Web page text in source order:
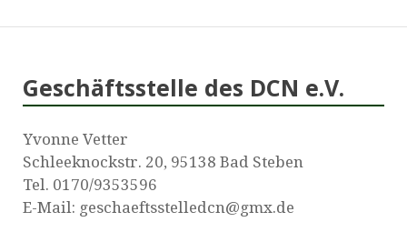
Geschäftsstelle des DCN e.V.
Yvonne Vetter
Schleeknockstr. 20, 95138 Bad Steben
Tel. 0170/9353596
E-Mail: geschaeftsstelledcn@gmx.de